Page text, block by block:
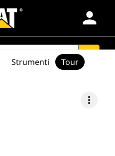
person
search
more_vert
Strumenti Tour